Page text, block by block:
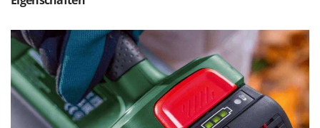
Notstromaggregat
Nudelmaschinen
O
Obstmühlen Obsthäcksler Obstmuser
Obstpressen
Olivenernter und Schüttler
FINI
Fiorentini
Fiskars
Flymo
Fontana Forni